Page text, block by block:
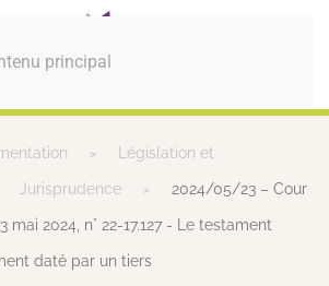
principal
Législation et
Jurisprudence 2024/05/23 – Cour
mai 2024, n° 22-17.127 - Le testament
daté par un tiers